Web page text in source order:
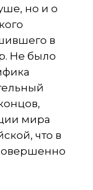
но и о
в
Не было
мира
что в